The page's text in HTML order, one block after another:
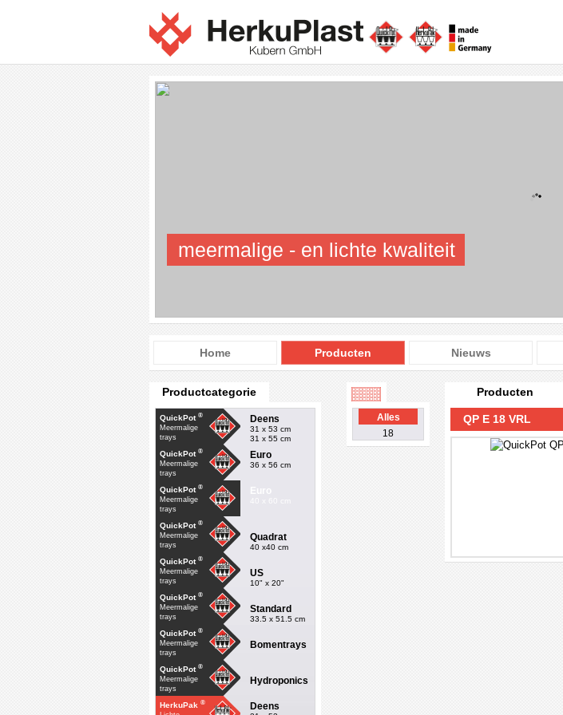
meermalige - en lichte kwaliteit
Home Producten Nieuws
Productcategorie
QuickPot ®
Meermalige
trays
Deens
31 x 53 cm
31 x 55 cm
QuickPot ®
Meermalige
trays
Euro
36 x 56 cm
QuickPot ®
Meermalige
trays
Euro
40 x 60 cm
QuickPot ®
Meermalige
trays
Quadrat
40 x40 cm
QuickPot ®
Meermalige
trays
US
10" x 20"
QuickPot ®
Meermalige
trays
Standard
33.5 x 51.5 cm
QuickPot ®
Meermalige
trays
Bomentrays
QuickPot ®
Meermalige
trays
Hydroponics
HerkuPak ®
Deens
Alles
18
Producten
QP E 18 VRL